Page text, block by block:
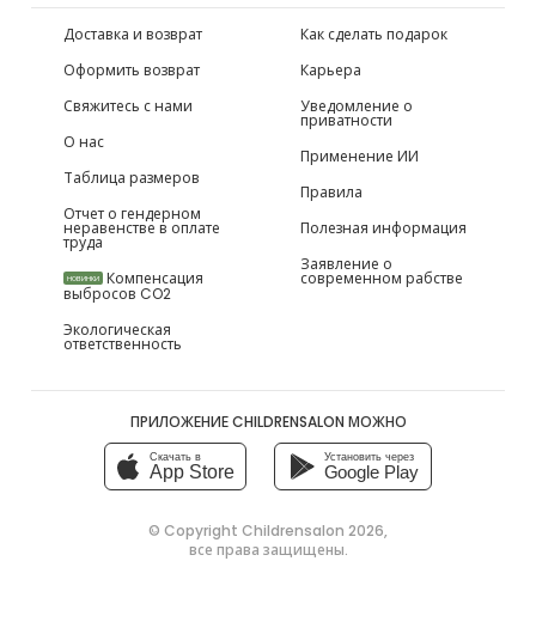
Доставка и возврат
Оформить возврат
Свяжитесь с нами
О нас
Таблица размеров
Отчет о гендерном
неравенстве в оплате
труда
НОВИНКИ Компенсация
выбросов CO2
Экологическая
ответственность
Как сделать подарок
Карьера
Уведомление о
приватности
Применение ИИ
Правила
Полезная информация
Заявление о
современном рабстве
ПРИЛОЖЕНИЕ CHILDRENSALON МОЖНО
Скачать в
App Store
Установить через
Google Play
© Copyright Childrensalon 2026,
все права защищены.